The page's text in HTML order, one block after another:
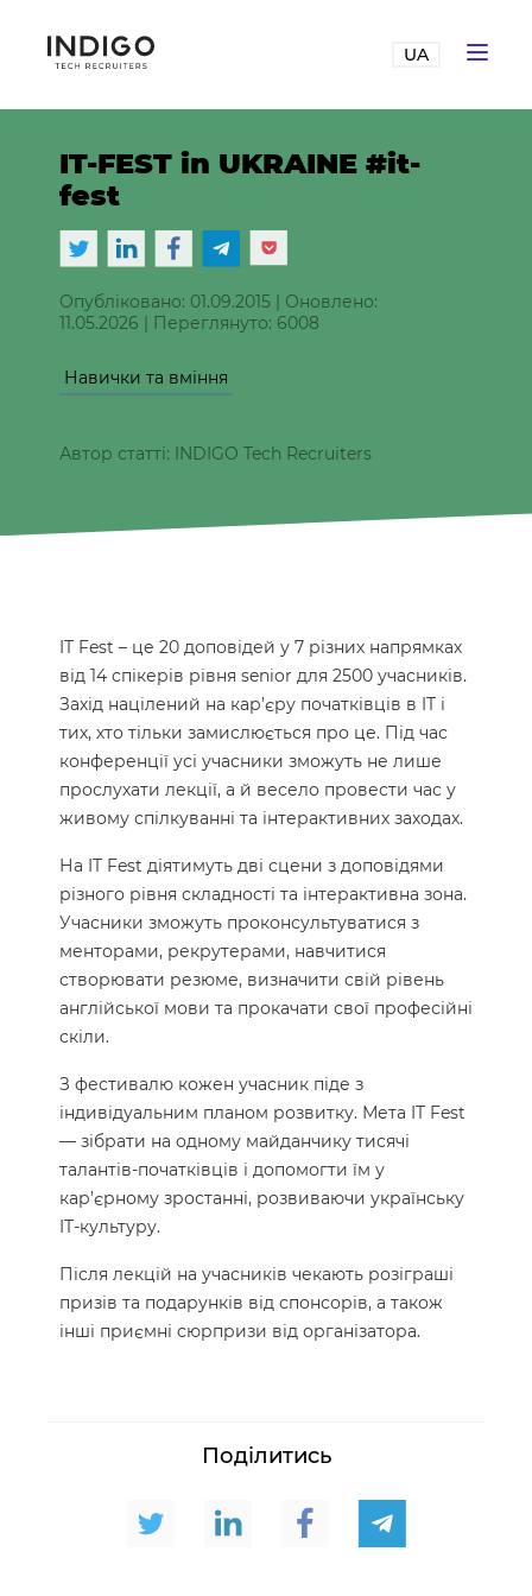
UA
IT-FEST in UKRAINE #it-
fest
Опубліковано: 01.09.2015 | Оновлено:
11.05.2026 | Переглянуто: 6008
Навички та вміння
Автор статті: INDIGO Tech Recruiters
IT Fest – це 20 доповідей у ​​7 різних напрямках
від 14 спікерів рівня senior для 2500 учасників.
Захід націлений на кар’єру початківців в IT і
тих, хто тільки замислюється про це. Під час
конференції усі учасники зможуть не лише
прослухати лекції, а й весело провести час у
живому спілкуванні та інтерактивних заходах.
На IT Fest діятимуть дві сцени з доповідями
різного рівня складності та інтерактивна зона.
Учасники зможуть проконсультуватися з
менторами, рекрутерами, навчитися
створювати резюме, визначити свій рівень
англійської мови та прокачати свої професійні
скіли.
З фестивалю кожен учасник піде з
індивідуальним планом розвитку. Мета IT Fest
— зібрати на одному майданчику тисячі
талантів-початківців і допомогти їм у
кар’єрному зростанні, розвиваючи українську
IT-культуру.
Після лекцій на учасників чекають розіграші
призів та подарунків від спонсорів, а також
інші приємні сюрпризи від організатора.
Поділитись